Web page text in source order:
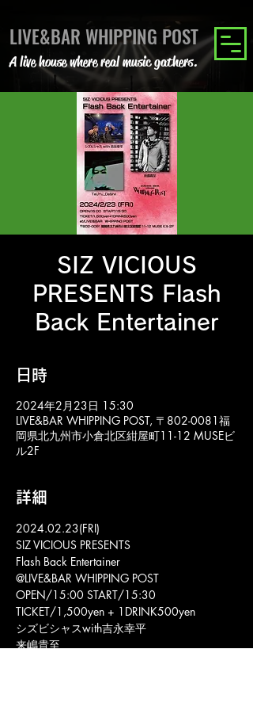
LIVE&BAR WHIPPING POST
A live house where real music gathers.
SIZ VICIOUS
PRESENTS Flash
Back Entertainer
日時
2024年2月23日 15:30
LIVE&BAR WHIPPING POST, 〒802-0081福
岡県北九州市小倉北区紺屋町11-12 MUSEビ
ル2F
詳細
2024.02.23(FRI)
SIZ VICIOUS PRESENTS
Flash Back Entertainer
@LIVE&BAR WHIPPING POST
OPEN/15:00 START/15:30
TICKET/1,500yen + 1DRINK500yen
シズビシャスwith吉永幸平
来嶋貴至